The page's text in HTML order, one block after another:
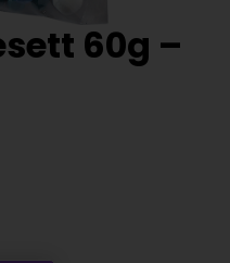
60g –